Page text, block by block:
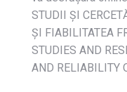
STUDII ȘI
ȘI FIABILITATEA
STUDIES AND
AND RELIABILITY